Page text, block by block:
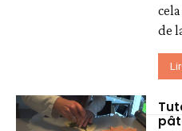
cela il
de